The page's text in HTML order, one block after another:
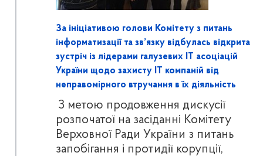
За ініціативою голови Комітету з питань
інформатизації та зв’язку відбулась відкрита
зустріч із лідерами галузевих ІТ асоціацій
України щодо захисту ІТ компаній від
неправомірного втручання в їх діяльність
З метою продовження дискусії
розпочатої на засіданні Комітету
Верховної Ради України з питань
запобігання і протидії корупції,